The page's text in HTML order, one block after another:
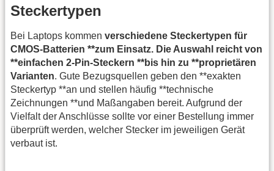
Steckertypen
Bei Laptops kommen verschiedene Steckertypen für
CMOS‑Batterien **zum Einsatz. Die Auswahl reicht von
**einfachen 2‑Pin‑Steckern **bis hin zu **proprietären
Varianten. Gute Bezugsquellen geben den **exakten
Steckertyp **an und stellen häufig **technische
Zeichnungen **und Maßangaben bereit. Aufgrund der
Vielfalt der Anschlüsse sollte vor einer Bestellung immer
überprüft werden, welcher Stecker im jeweiligen Gerät
verbaut ist.